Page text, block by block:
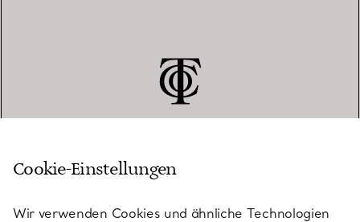
KUNDENSERVICE
Cookie-Einstellungen
Wir verwenden Cookies und ähnliche Technologien